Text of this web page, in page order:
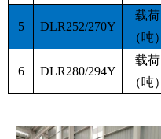
5 DLR252/270Y
载荷
（吨）
6 DLR280/294Y
载荷
（吨）